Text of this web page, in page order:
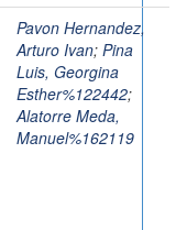
Pavon Hernandez,
Arturo Ivan; Pina
Luis, Georgina
Esther%122442;
Alatorre Meda,
Manuel%162119